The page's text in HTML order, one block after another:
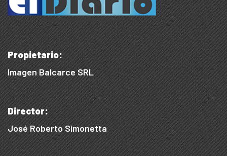
Propietario:
Imagen Balcarce SRL
Director:
José Roberto Simonetta